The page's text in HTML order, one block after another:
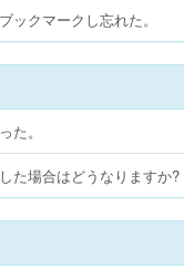
ックマークし忘れた。
た。
た場合はどうなりますか?